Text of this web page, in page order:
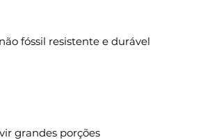
fóssil resistente e durável
grandes porções